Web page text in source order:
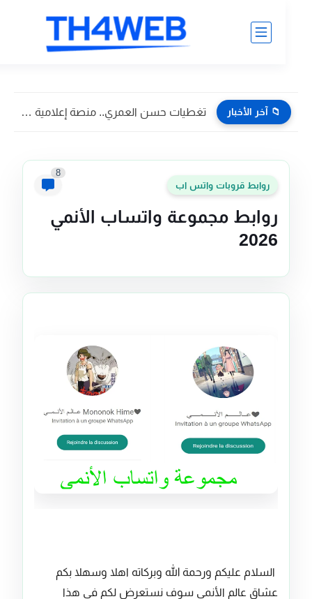
📁 آخر الأخبار تغطيات حسن العمري.. منصة إعلامية تسويقية تواكب أبرز فعاليات وأخبار...
روابط قروبات واتس اب
روابط مجموعة واتساب الأنمي
2026
السلام عليكم ورحمة الله وبركاته اهلا وسهلا بكم
عشاق عالم الأنمي سوف نستعرض لكم في هذا